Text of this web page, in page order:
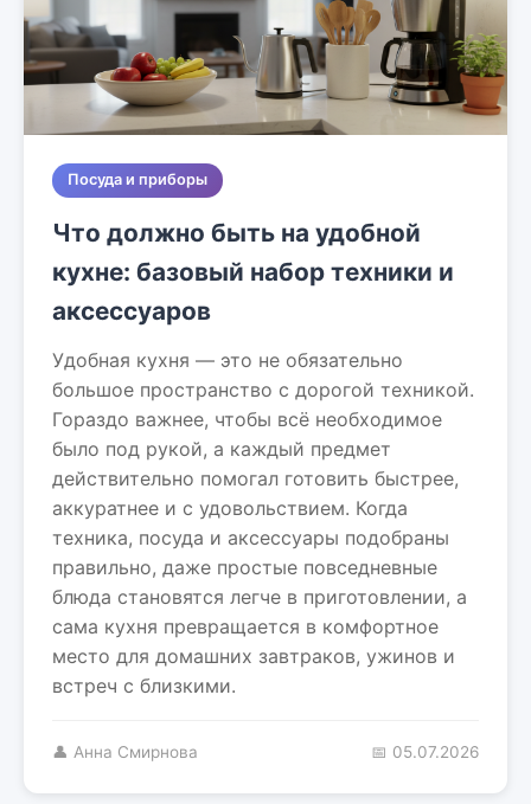
Посуда и приборы
Что должно быть на удобной
кухне: базовый набор техники и
аксессуаров
Удобная кухня — это не обязательно
большое пространство с дорогой техникой.
Гораздо важнее, чтобы всё необходимое
было под рукой, а каждый предмет
действительно помогал готовить быстрее,
аккуратнее и с удовольствием. Когда
техника, посуда и аксессуары подобраны
правильно, даже простые повседневные
блюда становятся легче в приготовлении, а
сама кухня превращается в комфортное
место для домашних завтраков, ужинов и
встреч с близкими.
👤 Анна Смирнова 📅 05.07.2026